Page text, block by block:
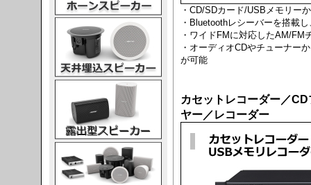
・CD/SDカード/USBメモリー
・Bluetoothレシーバーを搭載
・ワイドFMに対応したAM/FM
・オーディオCDやチューナー
が可能
カセットレコーダー／
ヤー／レコーダー